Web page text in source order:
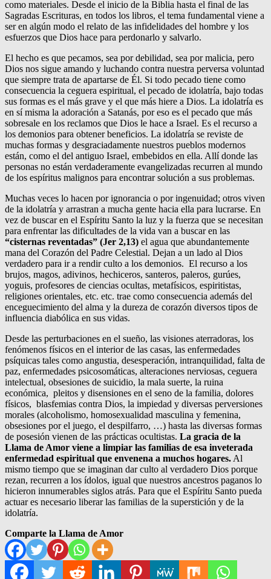
como materiales. Desde el inicio de la Biblia hasta el final de las
Sagradas Escrituras, en todos los libros, el tema fundamental viene a
ser en algún modo el relato de las infidelidades del hombre y los
esfuerzos que Dios hace para perdonarlo y salvarlo.
El hecho es que pecamos, sea por debilidad, sea por malicia, pero
Dios nos sigue amando y luchando contra nuestra perversa voluntad
que siempre trata de apartarse de Él. Si todo pecado tiene como
consecuencia la ceguera espiritual, el pecado de idolatría, bajo todas
sus formas es el más grave y el que más hiere a Dios. La idolatría es
en sí misma la adoración a Satanás, por eso es el pecado que más
sobresale en los reclamos que Dios le hace a Israel. Es el recurso a
los demonios para obtener beneficios. La idolatría se reviste de
muchas formas y desgraciadamente nuestros pueblos modernos
están, como el del antiguo Israel, embebidos en ella. Allí donde las
personas no están verdaderamente evangelizadas recurren al mundo
de los espíritus malignos para encontrar solución a sus problemas.
Muchas veces lo hacen por ignorancia o por ingenuidad; otros viven
de la idolatría y arrastran a mucha gente hacia ella para lucrarse. En
vez de buscar en el Espíritu Santo la luz y la fuerza que se necesitan
para enfrentar las dificultades de la vida van a buscar en las
“cisternas reventadas” (Jer 2,13) el agua que abundantemente
mana del Corazón del Padre Celestial. Dejan a un lado al Dios
verdadero para ir a rendir culto a los demonios. El recurso a los
brujos, magos, adivinos, hechiceros, santeros, paleros, gurúes,
yoguis, profesores de ciencias ocultas, metafísicos, espiritistas,
religiones orientales, etc. etc. trae como consecuencia además del
enceguecimiento del alma y la dureza de corazón diversos tipos de
influencia diabólica en sus vidas.
Desde las perturbaciones en el sueño, las visiones aterradoras, los
fenómenos físicos en el interior de las casas, las enfermedades
psíquicas tales como angustia, desesperación, intranquilidad, falta de
paz, enfermedades psicosomáticas, alteraciones nerviosas, ceguera
intelectual, obsesiones de suicidio, la mala suerte, la ruina
económica, pleitos y disensiones en el seno de la familia, dolores
físicos, blasfemias contra Dios, la impiedad y diversas perversiones
morales (alcoholismo, homosexualidad masculina y femenina,
obsesiones por el juego, el despilfarro, …) hasta las diversas formas
de posesión vienen de las prácticas ocultistas. La gracia de la
Llama de Amor viene a limpiar las familias de esa inveterada
enfermedad espiritual que envenena a muchos hogares.Al
mismo tiempo que se imaginan dar culto al verdadero Dios porque
rezan, recurren a los ídolos, igual que nuestros ancestros paganos lo
hicieron innumerables siglos atrás. Para que el Espíritu Santo pueda
actuar es necesario liberar las familias de la superstición y de la
idolatría.
Comparte la Llama de Amor